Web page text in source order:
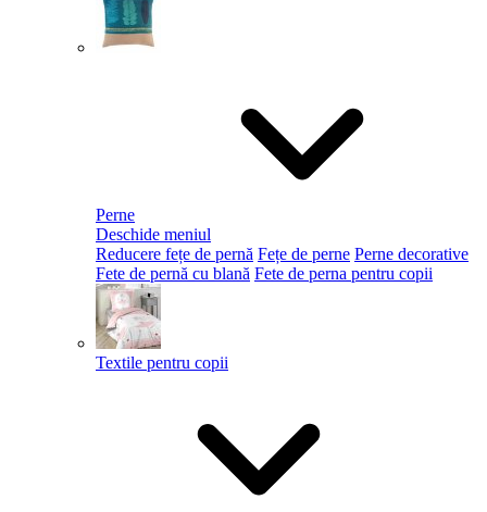
Perne
Deschide meniul
Reducere fețe de pernă Fețe de perne Perne decorative
Fete de pernă cu blană Fete de perna pentru copii
Textile pentru copii